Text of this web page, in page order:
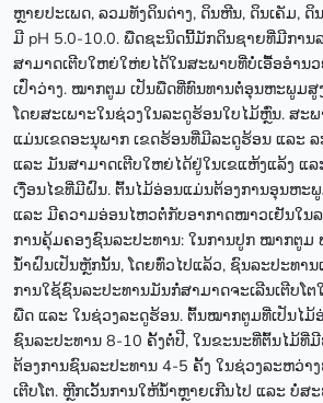
ຫຼາຍປະເພດ, ລວມທັງດິນດ່າງ, ດິນຫີນ, ດິນເຄັມ,
ມີ pH 5.0-10.0. ພືດຊະນິດນີ້ມັກດິນຊາຍທີ່ມີການ
ສາມາດເຕີບໃຫຍ່ໃຫ່ຍໄດ້ໃນສະພາບທີ່ບໍ່ເອື້ອອຳນ
ເປົ່າວ່າງ. ໝາກຕູມ ເປັນພືດທີ່ທົນທານຕໍ່ອຸນຫະພູມ
ໂດຍສະເພາະໃນຊ່ວງໃນລະດູຮ້ອນໃບໄມ້ຫຼົ່ນ. ສະ
ແມ່ນເຂດອະນຸພາກ ເຂດຮ້ອນທີ່ມີລະດູຮ້ອນ ແລະ
ແລະ ມັນສາມາດເຕີບໃຫຍ່ໄດ້ຢູ່ໃນເຂແຫ້ງແລ້ງ ແ
ເງື່ອນໄຂທີ່ມີຝົນ. ຕົ້ນໄມ້ອ່ອນແມ່ນຕ້ອງການອຸນຫະ
ແລະ ມີຄວາມອ່ອນໄຫວຕໍ່ກັບອາກາດໜາວເຢັນໃນ
ການຄຸ້ມຄອງຊົນລະປະທານ: ໃນການປູກ ໝາກຕູມ
ນໍ້ຳຝົນເປັນຫຼັກນັ້ນ, ໂດຍທົ່ວໄປແລ້ວ, ຊົນລະປະທາ
ການໃຊ້ຊົນລະປະທານມັນກໍ່ສາມາດຈະເລີນເຕີບໂຕ
ພືດ ແລະ ໃນຊ່ວງລະດູຮ້ອນ. ຕົ້ນໝາກຕູມທີ່ເປັນໄມ້
ຊົນລະປະທານ 8-10 ຄັ້ງຕໍ່ປີ, ໃນຂະນະທີ່ຕົ້ນໄມ້ທີ່
ຕ້ອງການຊົນລະປະທານ 4-5 ຄັ້ງ ໃນຊ່ວງລະຫວ່າ
ເຕີບໂຕ. ຫຼີກເວັ້ນການໃຫ້ນ້ຳຫຼາຍເກີນໄປ ແລະ ບໍ່